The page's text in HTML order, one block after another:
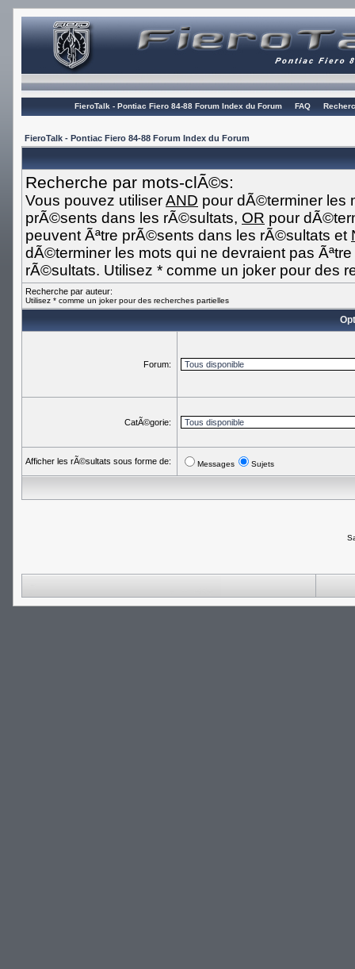
FieroTalk - Pontiac Fiero 84-88 Forum Index du Forum FAQ
FieroTalk - Pontiac Fiero 84-88 Forum Index du Forum
Recherche par mots-clÃ©s:
Vous pouvez utiliserAND pour dÃ©terminer les
prÃ©sents dans les rÃ©sultats, OR pour
peuvent Ãªtre prÃ©sents dans les rÃ©sultats et
dÃ©terminer les mots qui ne devraient pas
rÃ©sultats. Utilisez * comme un joker pour des
Recherche par auteur:
Utilisez * comme un joker pour des recherches partielles
Forum:
CatÃ©gorie:
Afficher les rÃ©sultats sous forme de: Messages Sujets